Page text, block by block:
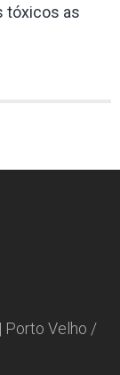
tóxicos as
Porto Velho /